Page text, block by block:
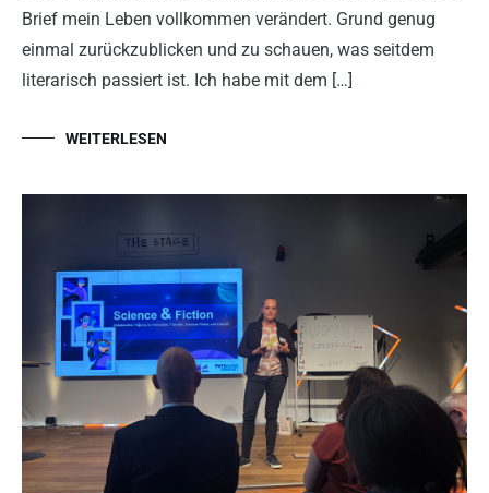
Brief mein Leben vollkommen verändert. Grund genug
einmal zurückzublicken und zu schauen, was seitdem
literarisch passiert ist. Ich habe mit dem […]
WEITERLESEN